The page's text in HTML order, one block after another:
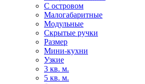
С островом
Малогабаритные
Модульные
Скрытые ручки
Размер
Мини-кухни
Узкие
3 кв. м.
5 кв. м.